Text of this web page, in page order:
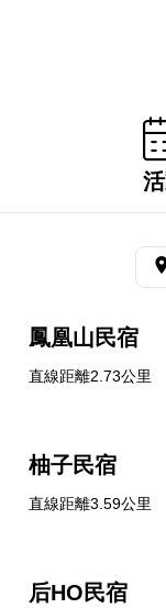
鳳凰山民宿
直線距離2.73公里
柚子民宿
直線距離3.59公里
后HO民宿